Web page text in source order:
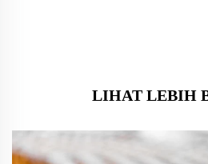
LIHAT LEBIH